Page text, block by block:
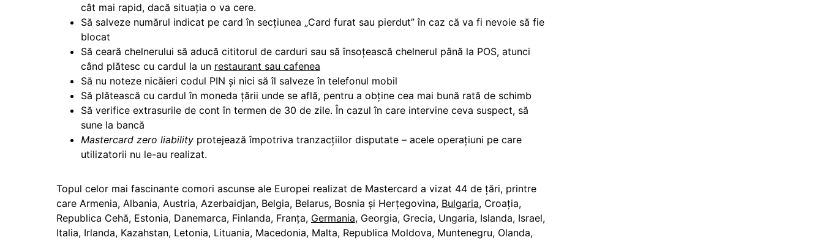
cât mai rapid, dacă situaţia o va cere.
Să salveze numărul indicat pe card în secţiunea „Card furat sau pierdut” în caz că va fi nevoie să fie
blocat
Să ceară chelnerului să aducă cititorul de carduri sau să însoţească chelnerul până la POS, atunci
când plătesc cu cardul la un restaurant sau cafenea
Să nu noteze nicăieri codul PIN şi nici să îl salveze în telefonul mobil
Să plătească cu cardul în moneda ţării unde se află, pentru a obține cea mai bună rată de schimb
Să verifice extrasurile de cont în termen de 30 de zile. În cazul în care intervine ceva suspect, să
sune la bancă
Mastercard zero liability protejează împotriva tranzacțiilor disputate – acele operaţiuni pe care
utilizatorii nu le-au realizat.
Topul celor mai fascinante comori ascunse ale Europei realizat de Mastercard a vizat 44 de țări, printre
care Armenia, Albania, Austria, Azerbaidjan, Belgia, Belarus, Bosnia și Herțegovina, Bulgaria, Croația,
Republica Cehă, Estonia, Danemarca, Finlanda, Franţa, Germania, Georgia, Grecia, Ungaria, Islanda, Israel,
Italia, Irlanda, Kazahstan, Letonia, Lituania, Macedonia, Malta, Republica Moldova, Muntenegru, Olanda,